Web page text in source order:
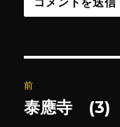
稿
前
前
泰應寺 (3)